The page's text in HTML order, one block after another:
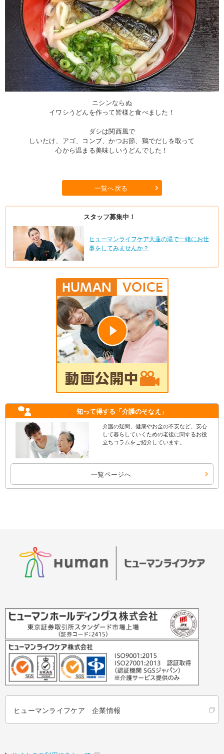
ニシンならぬ
イワシうどんを作って皆様と食べました！
ダシは関西風で
しいたけ、アゴ、コンブ、かつお節、鶏でだしを取って
心から温まる美味しいうどんでした！
一覧へ戻る
スタッフ募集中！
ヒューマンライフケア大蓮の湯で一緒にお仕
事をしてみませんか？
知って得する 「介護のそなえ」
介護の疑問、健康やお金の不安など、安心
して暮らしていくための老後に関するお役
立ちコラムをご紹介しています。
一覧ページへ
ヒューマンライフケア 企業情報